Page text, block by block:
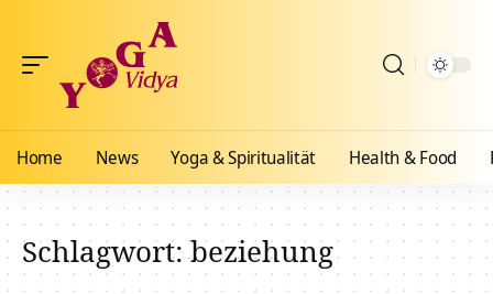
Home News Yoga & Spiritualität Health & Food
Schlagwort:beziehung